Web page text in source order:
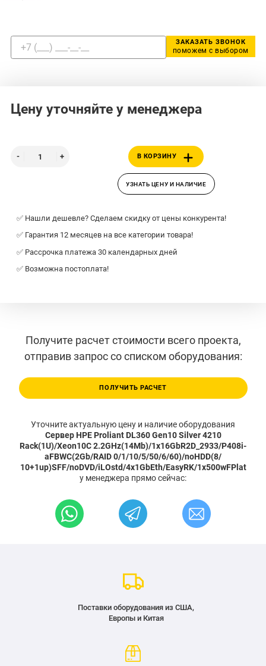
ЗАКАЗАТЬ ЗВОНОК
поможем с выбором
Цену уточняйте у менеджера
В КОРЗИНУ
УЗНАТЬ ЦЕНУ И НАЛИЧИЕ
✅ Нашли дешевле? Сделаем скидку от цены конкурента!
✅ Гарантия 12 месяцев на все категории товара!
✅ Рассрочка платежа 30 календарных дней
✅ Возможна постоплата!
Получите расчет стоимости всего проекта,
отправив запрос со списком оборудования:
ПОЛУЧИТЬ РАСЧЕТ
Уточните актуальную цену и наличие оборудования
Сервер HPE Proliant DL360 Gen10 Silver 4210
Rack(1U)/Xeon10C 2.2GHz(14Mb)/1x16GbR2D_2933/P408i-
aFBWC(2Gb/RAID 0/1/10/5/50/6/60)/noHDD(8/
10+1up)SFF/noDVD/iLOstd/4x1GbEth/EasyRK/1x500wFPlat
у менеджера прямо сейчас:
Поставки оборудования из США,
Европы и Китая